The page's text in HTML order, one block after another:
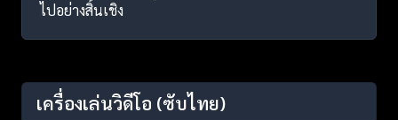
ไปอย่างสิ้นเชิง
เครื่องเล่นวิดีโอ (ซับไทย)